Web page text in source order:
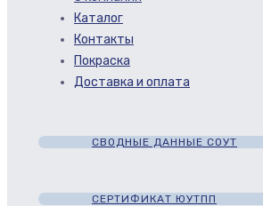
Каталог
Контакты
Покраска
Доставка и оплата
СВОДНЫЕ ДАННЫЕ СОУТ
СЕРТИФИКАТ ЮУТПП